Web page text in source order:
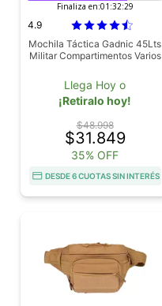
Finaliza en:01:32:28
4.9
Mochila Táctica Gadnic 45Lts
Militar Compartimentos Varios
Llega Hoy o
¡Retiralo hoy!
$48.998
$31.849
35% OFF
DESDE 6 CUOTAS SIN INTERÉS